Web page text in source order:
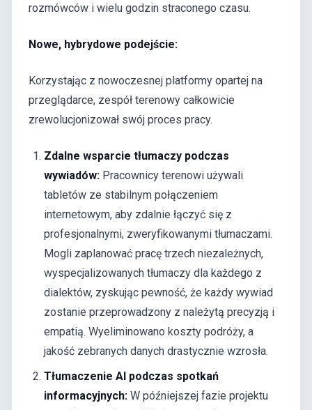
rozmówców i wielu godzin straconego czasu.
Nowe, hybrydowe podejście:
Korzystając z nowoczesnej platformy opartej na
przeglądarce, zespół terenowy całkowicie
zrewolucjonizował swój proces pracy.
Zdalne wsparcie tłumaczy podczas
wywiadów: Pracownicy terenowi używali
tabletów ze stabilnym połączeniem
internetowym, aby zdalnie łączyć się z
profesjonalnymi, zweryfikowanymi tłumaczami.
Mogli zaplanować pracę trzech niezależnych,
wyspecjalizowanych tłumaczy dla każdego z
dialektów, zyskując pewność, że każdy wywiad
zostanie przeprowadzony z należytą precyzją i
empatią. Wyeliminowano koszty podróży, a
jakość zebranych danych drastycznie wzrosła.
Tłumaczenie AI podczas spotkań
informacyjnych: W późniejszej fazie projektu